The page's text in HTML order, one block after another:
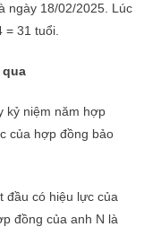
ngày 18/02/2025. Lúc
= 31 tuổi.
qua
kỷ niệm năm hợp
của hợp đồng bảo
đầu có hiệu lực của
đồng của anh N là